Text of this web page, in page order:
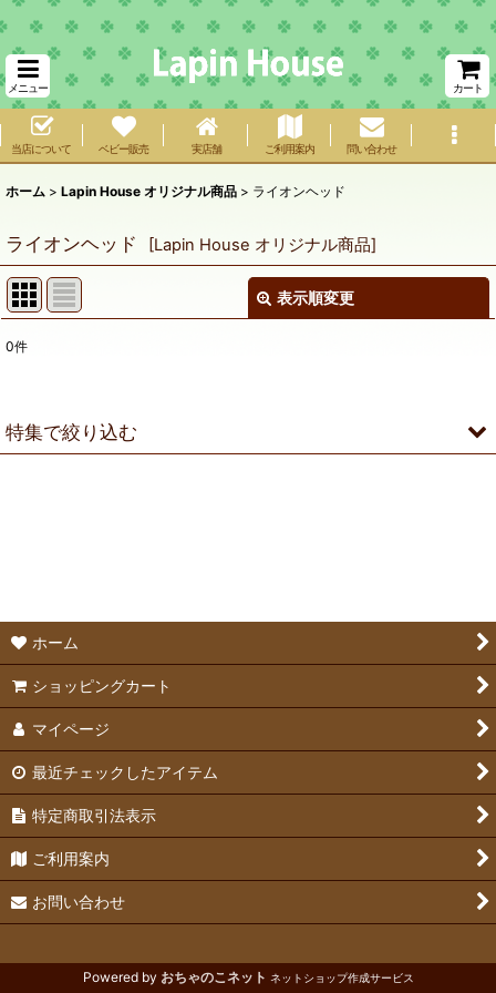
メニュー カート
当店について ベビー販売 実店舗 ご利用案内 問い合わせ
ホーム > Lapin House オリジナル商品 > ライオンヘッド
ライオンヘッド [Lapin House オリジナル商品]
表示順変更
0件
特集で絞り込む
ライオンヘッド
ジャージーウーリー
ドワーフホト
チンチラ
ホーム
ショッピングカート
マイページ
最近チェックしたアイテム
特定商取引法表示
ご利用案内
お問い合わせ
Powered by おちゃのこネット ネットショップ作成サービス